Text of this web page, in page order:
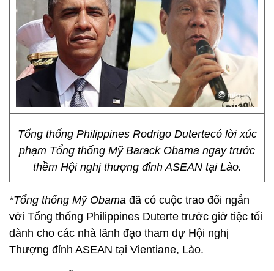
Tổng thống Philippines Rodrigo Dutertecó lời xúc
phạm Tổng thống Mỹ Barack Obama ngay trước
thềm Hội nghị thượng đỉnh ASEAN tại Lào.
*Tổng thống Mỹ Obama đã có cuộc trao đổi ngắn
với Tổng thống Philippines Duterte trước giờ tiệc tối
dành cho các nhà lãnh đạo tham dự Hội nghị
Thượng đỉnh ASEAN tại Vientiane, Lào.